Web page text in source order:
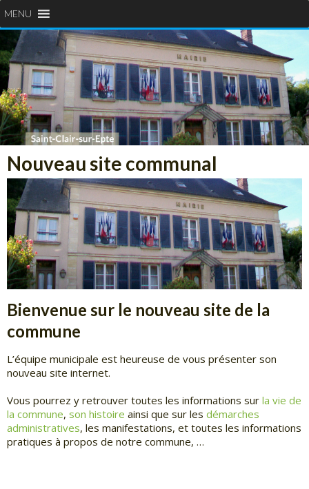
MENU
Nouveau site communal
Bienvenue sur le nouveau site de la
commune
L’équipe municipale est heureuse de vous présenter son
nouveau site internet.
Vous pourrez y retrouver toutes les informations sur la vie de
la commune, son histoire ainsi que sur les démarches
administratives, les manifestations, et toutes les informations
pratiques à propos de notre commune, …